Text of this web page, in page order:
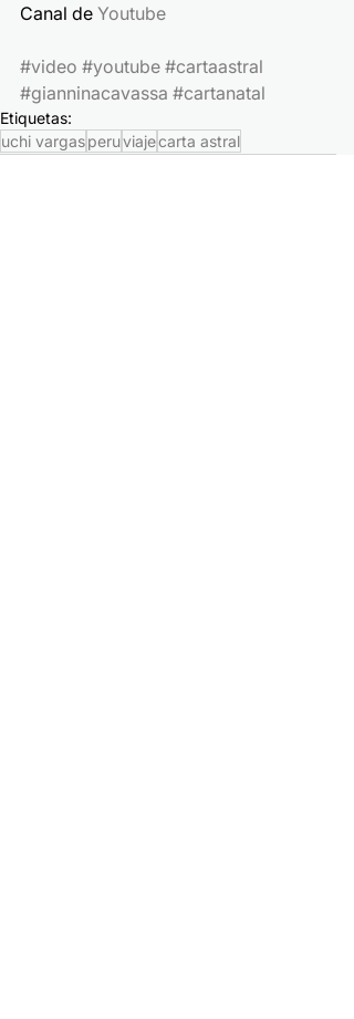
Canal de Youtube
#video #youtube #cartaastral
#gianninacavassa #cartanatal
Etiquetas:
uchi vargasperuviajecarta astral